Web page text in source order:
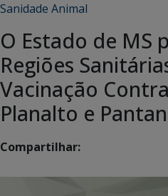
Sanidade Animal
O Estado de MS
Regiões
Vacinação
Planalto e
Compartilhar: